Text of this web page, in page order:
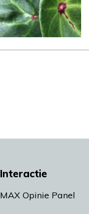
Interactie
MAX Opinie Panel